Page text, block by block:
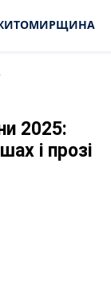
2025:
і прозі